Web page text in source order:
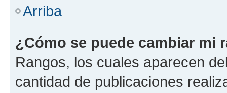
Arriba
¿Cómo se puede cambiar mi
Rangos, los cuales aparecen
cantidad de publicaciones